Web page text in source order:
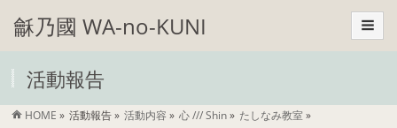
龢乃國 WA-no-KUNI
活動報告
HOME » 活動報告» 活動内容 » 心 /// Shin» たしなみ教室»